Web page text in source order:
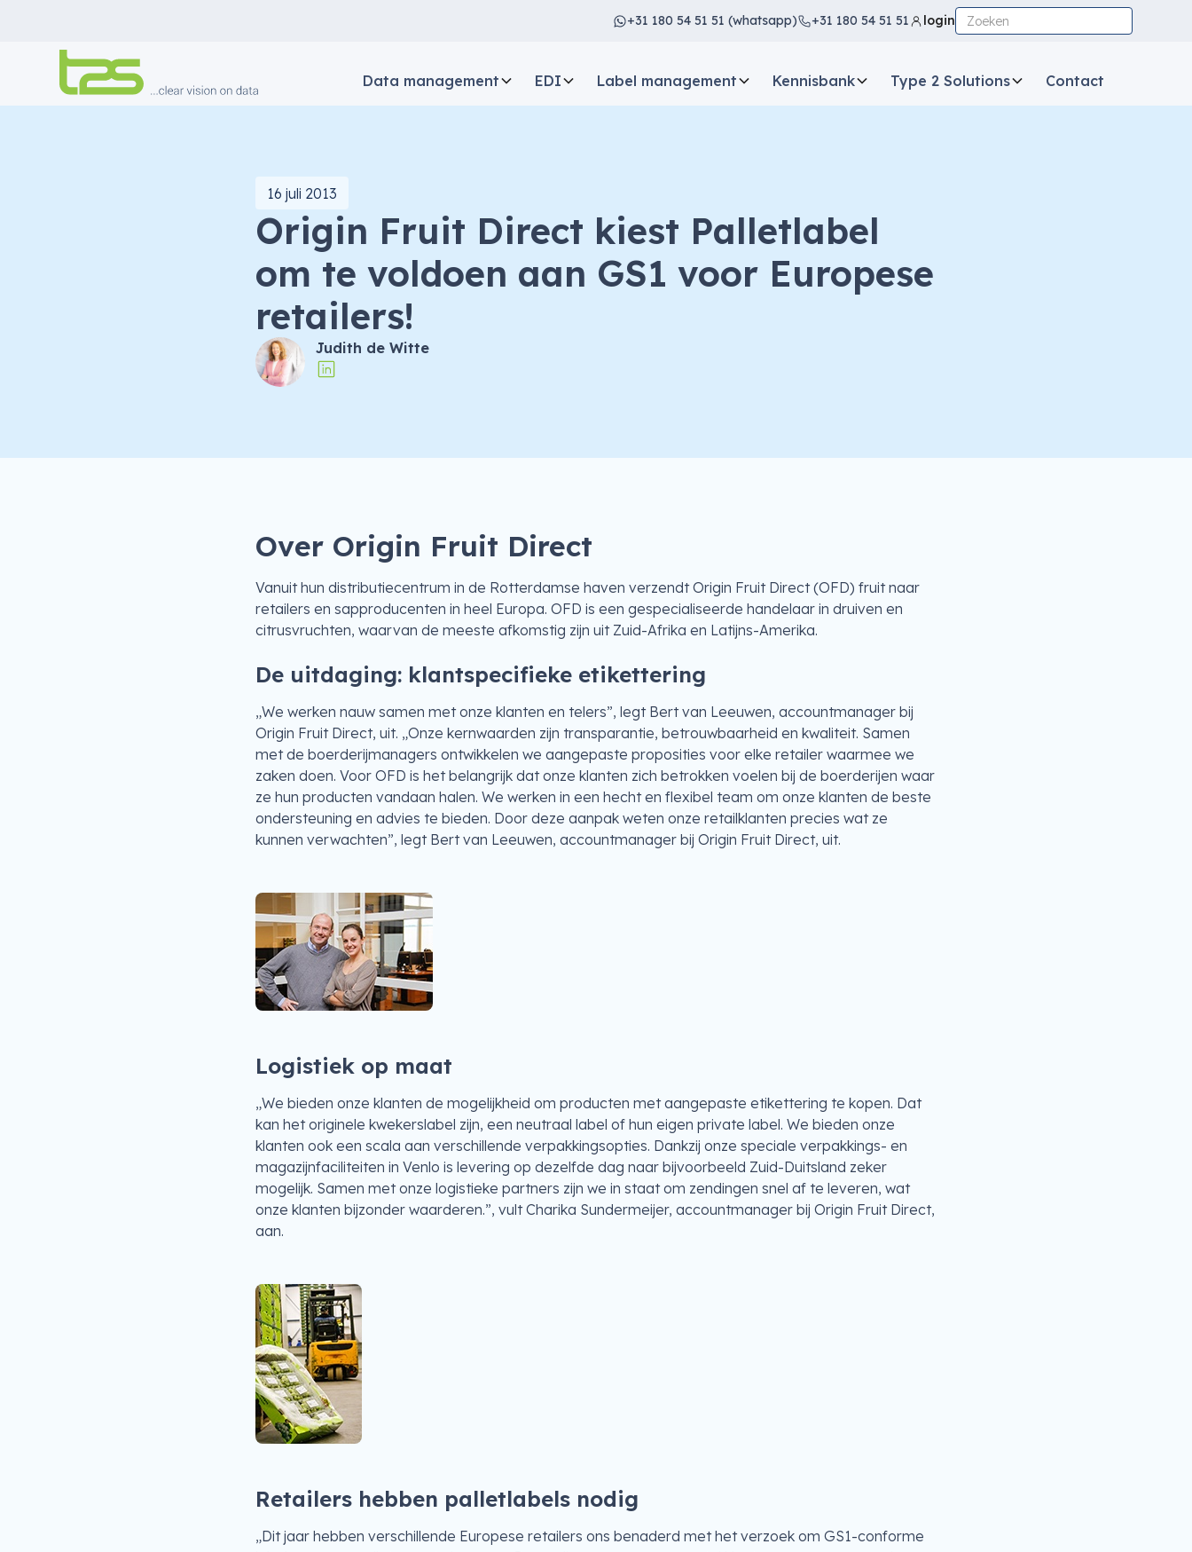
+31 180 54 51 51 (whatsapp) +31 180 54 51 51 login
Data management EDI Label management Kennisbank Type 2 Solutions Contact
16 juli 2013
Origin Fruit Direct kiest Palletlabel
om te voldoen aan GS1 voor Europese
retailers!
Judith de Witte
Over Origin Fruit Direct
Vanuit hun distributiecentrum in de Rotterdamse haven verzendt Origin Fruit Direct (OFD) fruit naar
retailers en sapproducenten in heel Europa. OFD is een gespecialiseerde handelaar in druiven en
citrusvruchten, waarvan de meeste afkomstig zijn uit Zuid-Afrika en Latijns-Amerika.
De uitdaging: klantspecifieke etikettering
„We werken nauw samen met onze klanten en telers”, legt Bert van Leeuwen, accountmanager bij
Origin Fruit Direct, uit. „Onze kernwaarden zijn transparantie, betrouwbaarheid en kwaliteit. Samen
met de boerderijmanagers ontwikkelen we aangepaste proposities voor elke retailer waarmee we
zaken doen. Voor OFD is het belangrijk dat onze klanten zich betrokken voelen bij de boerderijen waar
ze hun producten vandaan halen. We werken in een hecht en flexibel team om onze klanten de beste
ondersteuning en advies te bieden. Door deze aanpak weten onze retailklanten precies wat ze
kunnen verwachten”, legt Bert van Leeuwen, accountmanager bij Origin Fruit Direct, uit.
Logistiek op maat
„We bieden onze klanten de mogelijkheid om producten met aangepaste etikettering te kopen. Dat
kan het originele kwekerslabel zijn, een neutraal label of hun eigen private label. We bieden onze
klanten ook een scala aan verschillende verpakkingsopties. Dankzij onze speciale verpakkings- en
magazijnfaciliteiten in Venlo is levering op dezelfde dag naar bijvoorbeeld Zuid-Duitsland zeker
mogelijk. Samen met onze logistieke partners zijn we in staat om zendingen snel af te leveren, wat
onze klanten bijzonder waarderen.”, vult Charika Sundermeijer, accountmanager bij Origin Fruit Direct,
aan.
Retailers hebben palletlabels nodig
„Dit jaar hebben verschillende Europese retailers ons benaderd met het verzoek om GS1-conforme